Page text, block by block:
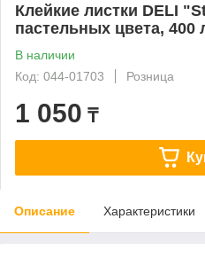
Клейкие листки DELI
пастельных цвета, 400
В наличии
Код: 044-01703
Розница
1 050 ₸
Описание Характеристики